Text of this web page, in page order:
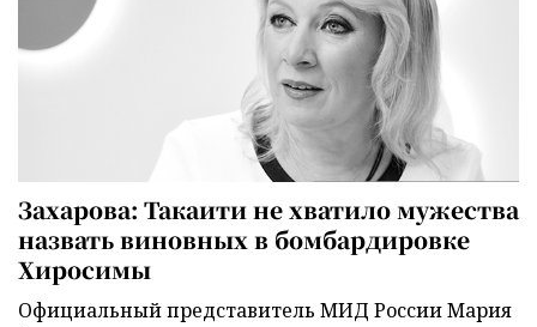
Захарова: Такаити не хватило мужества
назвать виновных в бомбардировке
Хиросимы
Официальный представитель МИД России Мария